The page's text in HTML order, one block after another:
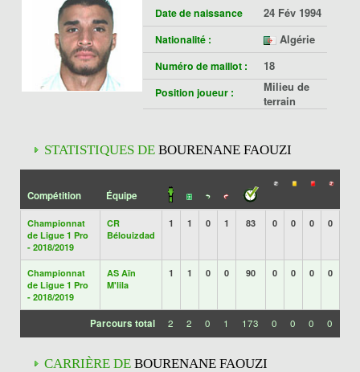
Date de naissance 24 Fév 1994
Nationalité : Algérie
Numéro de maillot : 18
Position joueur :
Milieu de
terrain
STATISTIQUES DE BOURENANE FAOUZI
Compétition Équipe
Championnat
de Ligue 1 Pro
- 2018/2019
CR
Bélouizdad
1 1 0 1 83 0 0 0 0
Championnat
de Ligue 1 Pro
- 2018/2019
AS Aïn
M'lila
1 1 0 0 90 0 0 0 0
Parcours total 2 2 0 1 173 0 0 0 0
CARRIÈRE DE BOURENANE FAOUZI